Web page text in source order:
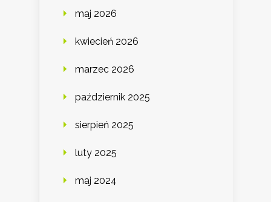
maj 2026
kwiecień 2026
marzec 2026
październik 2025
sierpień 2025
luty 2025
maj 2024